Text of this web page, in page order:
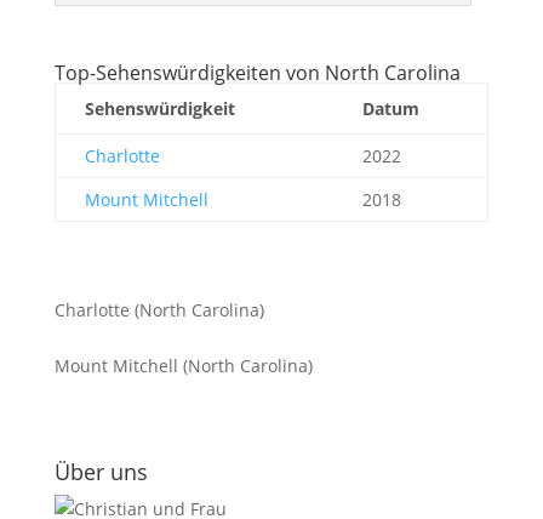
Top-Sehenswürdigkeiten von North Carolina
Sehenswürdigkeit Datum
Charlotte
2022
Mount Mitchell
2018
Charlotte (North Carolina)
Mount Mitchell (North Carolina)
Über uns